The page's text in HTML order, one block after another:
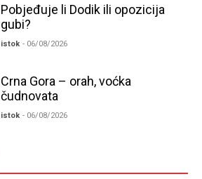
Pobjeđuje li Dodik ili opozicija
gubi?
istok - 06/08/2026
Crna Gora – orah, voćka
čudnovata
istok - 06/08/2026